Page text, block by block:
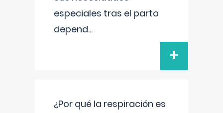
especiales tras el parto
depend...
+
¿Por qué la respiración es